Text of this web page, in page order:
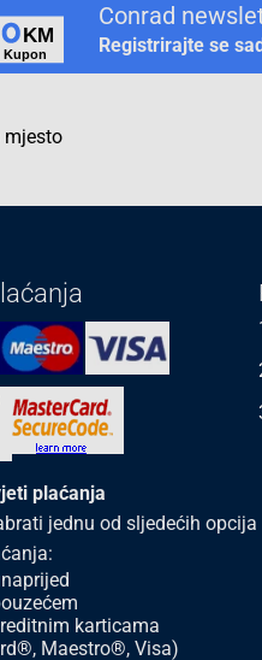
Conrad
Registrirajte se
mjesto
plaćanja
jednu od sljedećih opcija
karticama
Maestro®, Visa)